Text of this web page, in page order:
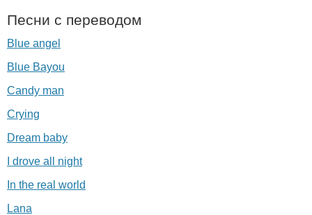
Песни с переводом
Blue angel
Blue Bayou
Candy man
Crying
Dream baby
I drove all night
In the real world
Lana